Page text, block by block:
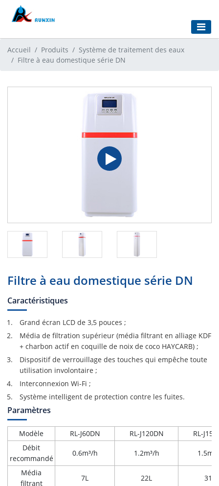
Accueil Produits
Système de traitement des eaux
Filtre à eau domestique série DN
Filtre à eau domestique série DN
Caractéristiques
Grand écran LCD de 3,5 pouces ;
Média de filtration supérieur (média filtrant en alliage KDF
+ charbon actif en coquille de noix de coco HAYCARB) ;
Dispositif de verrouillage des touches qui empêche toute
utilisation involontaire ;
Interconnexion Wi-Fi ;
Système intelligent de protection contre les fuites.
Paramètres
Modèle RL-J60DN RL-J120DN
RL-
Débit
recommandé
0.6m³/h 1.2m³/h
Média
filtrant
7L 22L 31L